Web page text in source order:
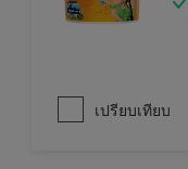
เปรียบเทียบ